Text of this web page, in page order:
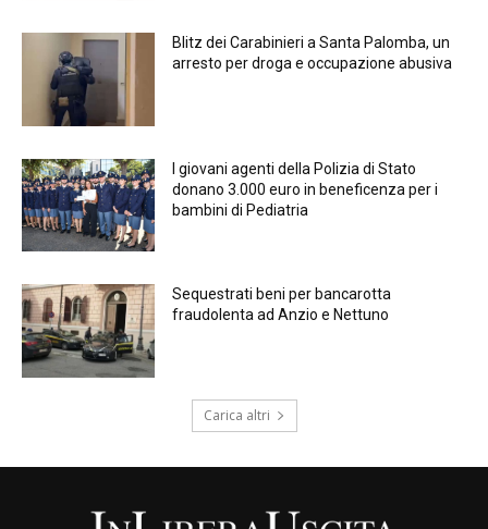
Blitz dei Carabinieri a Santa Palomba, un
arresto per droga e occupazione abusiva
I giovani agenti della Polizia di Stato
donano 3.000 euro in beneficenza per i
bambini di Pediatria
Sequestrati beni per bancarotta
fraudolenta ad Anzio e Nettuno
Carica altri